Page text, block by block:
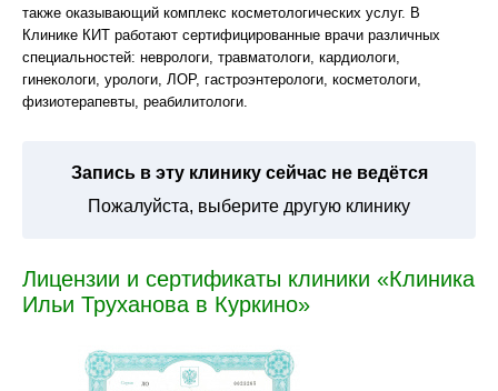
также оказывающий комплекс косметологических услуг. В
Клинике КИТ работают сертифицированные врачи различных
специальностей: неврологи, травматологи, кардиологи,
гинекологи, урологи, ЛОР, гастроэнтерологи, косметологи,
физиотерапевты, реабилитологи.
Запись в эту клинику сейчас не ведётся
Пожалуйста, выберите другую клинику
Лицензии и сертификаты клиники «Клиника
Ильи Труханова в Куркино»